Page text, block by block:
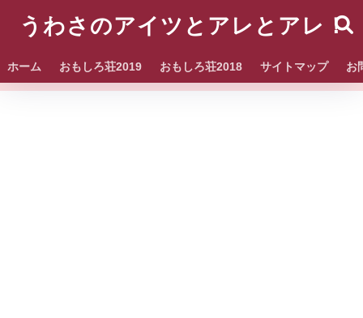
うわさのアイツとアレとアレ！
ホーム おもしろ荘2019 おもしろ荘2018 サイトマップ お